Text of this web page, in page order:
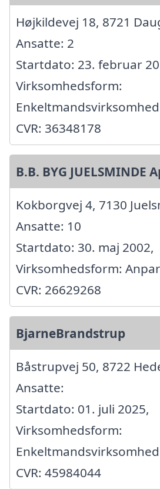
Højkildevej 18, 8721
Ansatte: 2
Startdato: 23. februar
Virksomhedsform:
Enkeltmandsvirksomhed
CVR: 36348178
B.B. BYG JUELSMINDE
Kokborgvej 4, 7130
Ansatte: 10
Startdato: 30. maj 2002,
Virksomhedsform:
CVR: 26629268
BjarneBrandstrup
Båstrupvej 50, 8722
Ansatte:
Startdato: 01. juli 2025,
Virksomhedsform:
Enkeltmandsvirksomhed
CVR: 45984044